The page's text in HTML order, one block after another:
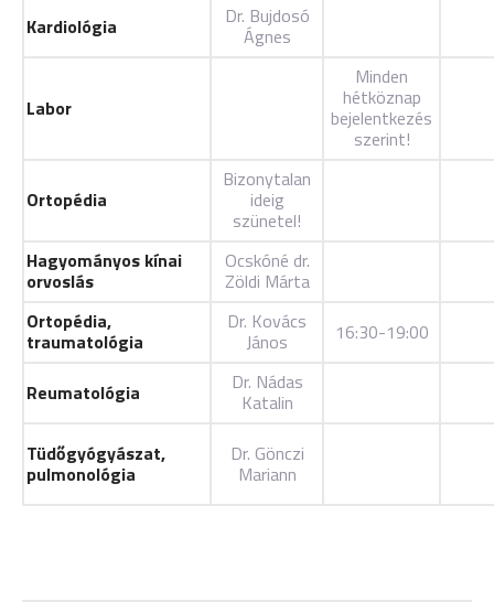
Kardiológia
Dr. Bujdosó
Ágnes
Labor
Minden
hétköznap
bejelentkezés
szerint!
Ortopédia
Bizonytalan
ideig
szünetel!
Hagyományos kínai
orvoslás
Ocskóné dr.
Zöldi Márta
Ortopédia,
traumatológia
Dr. Kovács
János 16:30-19:00
Reumatológia Dr. Nádas
Katalin
Tüdőgyógyászat,
pulmonológia
Dr. Gönczi
Mariann